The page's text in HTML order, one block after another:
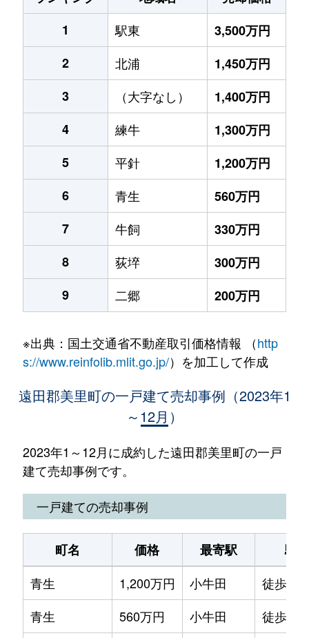
1
駅東
3,500万円
2
北浦
1,450万円
3
（大字なし）
1,400万円
4
練牛
1,300万円
5
平針
1,200万円
6
青生
560万円
7
牛飼
330万円
8
荻埣
300万円
9
二郷 200万円
※出典：国土交通省不動産取引価格情報 （http
s://www.reinfolib.mlit.go.jp/）を加工して作成
遠田郡美里町の一戸建て売却事例（2023年1
～12月）
2023年1～12月に成約した遠田郡美里町の一戸
建て売却事例です。
一戸建ての売却事例
町名 価格 最寄駅
駅
青生
1,200万円 小牛田
徒歩18
青生
560万円 小牛田
徒歩15